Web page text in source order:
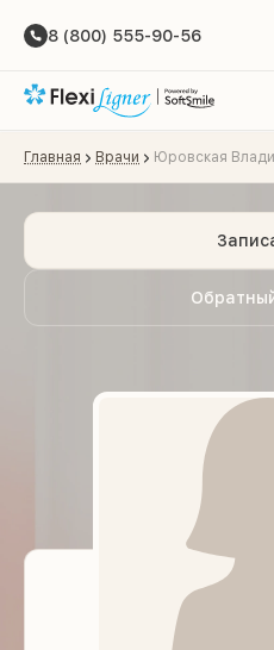
8 (800) 555-90-56
Главная Врачи Юровская